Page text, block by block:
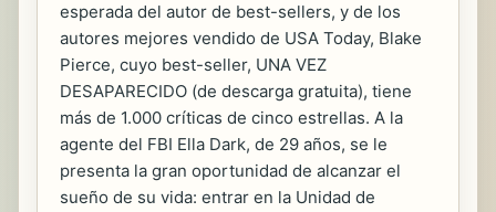
esperada del autor de best-sellers, y de los
autores mejores vendido de USA Today, Blake
Pierce, cuyo best-seller, UNA VEZ
DESAPARECIDO (de descarga gratuita), tiene
más de 1.000 críticas de cinco estrellas. A la
agente del FBI Ella Dark, de 29 años, se le
presenta la gran oportunidad de alcanzar el
sueño de su vida: entrar en la Unidad de